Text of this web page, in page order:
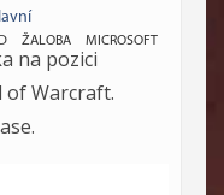
ŽALOBA MICROSOFT
na pozici
Warcraft.